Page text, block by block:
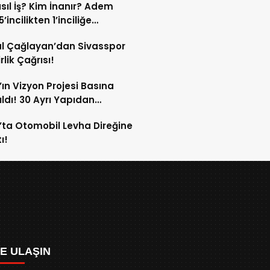
İş? Kim İnanır? Adem
1’inciliğe
Çağlayan’dan Sivasspor
Çağrısı!
Vizyon Projesi Basına
30 Ayrı Yapıdan
Otomobil Levha Direğine
ULAŞIN